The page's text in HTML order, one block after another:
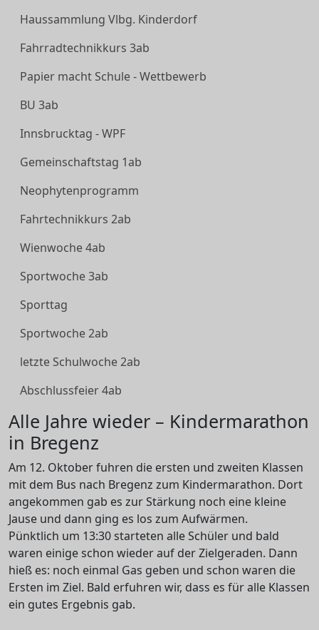
Haussammlung Vlbg. Kinderdorf
Fahrradtechnikkurs 3ab
Papier macht Schule - Wettbewerb
BU 3ab
Innsbrucktag - WPF
Gemeinschaftstag 1ab
Neophytenprogramm
Fahrtechnikkurs 2ab
Wienwoche 4ab
Sportwoche 3ab
Sporttag
Sportwoche 2ab
letzte Schulwoche 2ab
Abschlussfeier 4ab
Alle Jahre wieder – Kindermarathon
in Bregenz
Am 12. Oktober fuhren die ersten und zweiten Klassen
mit dem Bus nach Bregenz zum Kindermarathon. Dort
angekommen gab es zur Stärkung noch eine kleine
Jause und dann ging es los zum Aufwärmen.
Pünktlich um 13:30 starteten alle Schüler und bald
waren einige schon wieder auf der Zielgeraden. Dann
hieß es: noch einmal Gas geben und schon waren die
Ersten im Ziel. Bald erfuhren wir, dass es für alle Klassen
ein gutes Ergebnis gab.